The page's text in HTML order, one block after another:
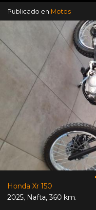
Publicado en Motos
Honda Xr 150
2025, Nafta,360 km.